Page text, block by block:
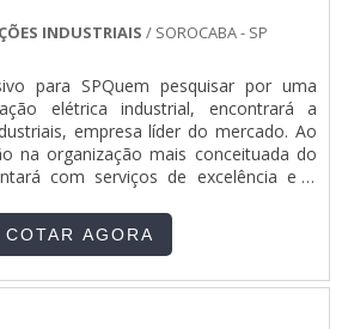
INDUSTRIAIS / SOROCABA - SP
para SPQuem pesquisar por uma
elétrica industrial, encontrará a
empresa líder do mercado. Ao
na organização mais conceituada do
com serviços de excelência e o
procura é por empresa de instalação
os profissionais da Jumper Soluções
SOBRE EMPRESA DE
COTAR AGORA